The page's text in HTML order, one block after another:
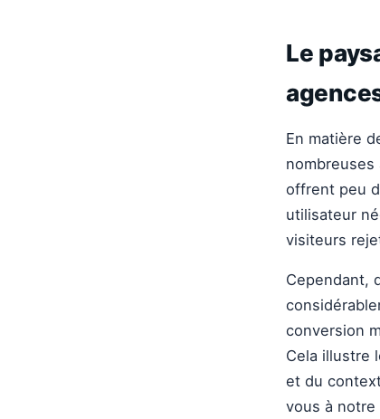
Le
En matière
offrent peu
utilisateur
visiteurs
Cependant,
conversion
Cela illustre
et du
vous à